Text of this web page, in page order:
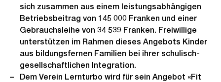
sich zusammen aus einem leistungsabhängigen
Betriebsbeitrag von 145 000 Franken und einer
Gebrauchsleihe von 34 539 Franken. Freiwillige
unterstützen im Rahmen dieses Angebots Kinder
aus bildungsfernen Familien bei ihrer schulisch-
gesellschaftlichen Integration.
Dem Verein Lernturbo wird für sein Angebot «Fit